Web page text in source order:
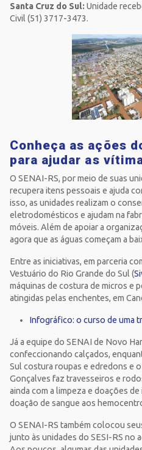
Santa Cruz do Sul: Unidade
Civil (51) 3717-3473.
Conheça as ações
para ajudar as
O SENAI-RS, por meio de suas
recupera itens pessoais e ajuda
isso, as unidades realizam o
eletrodomésticos e ajudam na
móveis. Além de apoiar a
agora que as águas começam a
Entre as iniciativas, em parceria
Vestuário do Rio Grande do Sul (
máquinas de costura de micros e
atingidas pelas enchentes, em
Infográfico: o curso de uma
Já a equipe do SENAI de Novo
confeccionando calçados,
Sul costura roupas e edredons e
Gonçalves faz travesseiros e
ainda com a limpeza e doações
doação de sangue aos
O SENAI-RS também colocou
junto às unidades do SESI-RS no